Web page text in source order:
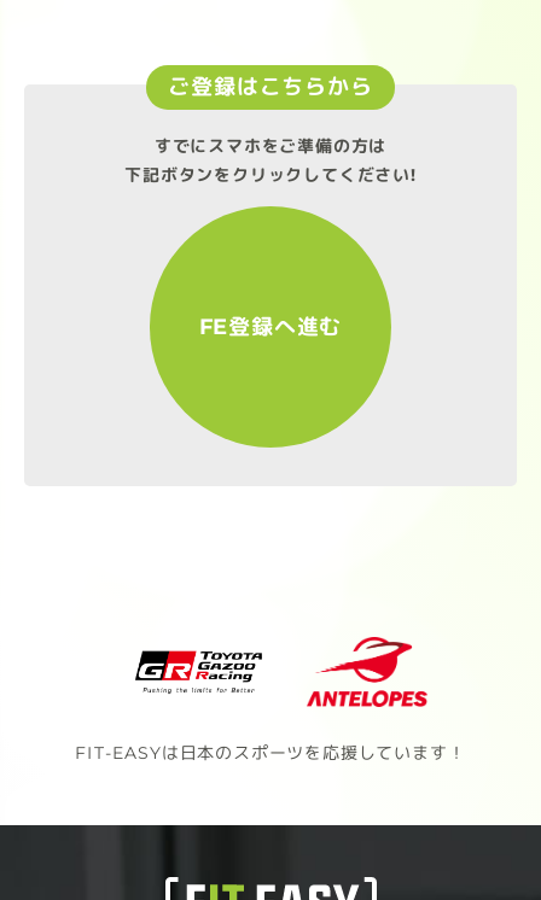
ご登録はこちらから
すでにスマホをご準備の方は
下記ボタンをクリックしてください!
FE登録へ進む
FIT-EASYは日本のスポーツを応援しています！